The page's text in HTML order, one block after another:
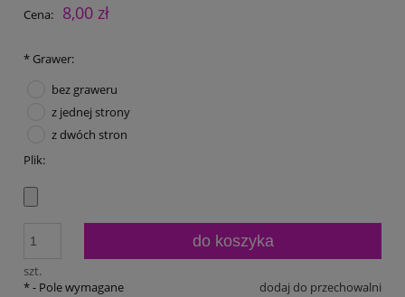
Cena: 8,00 zł
* Grawer:
bez graweru
z jednej strony
z dwóch stron
Plik:
szt.
do koszyka
dodaj do przechowalni
*- Pole wymagane